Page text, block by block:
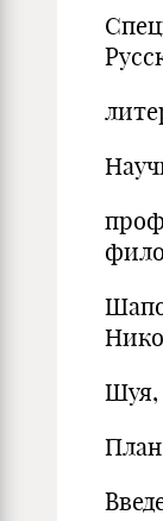
Шуя,
План